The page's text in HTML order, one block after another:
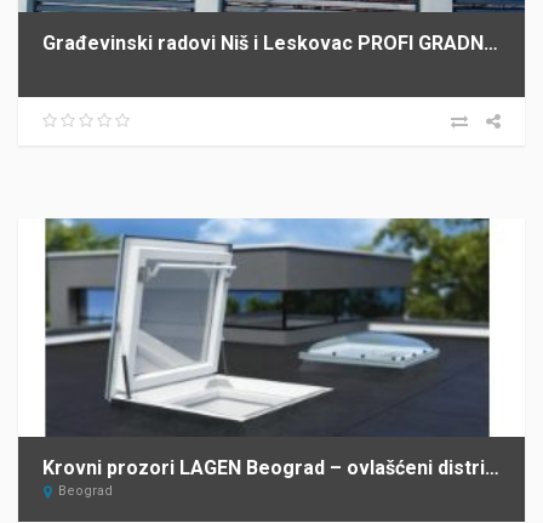
Građevinski radovi Niš i Leskovac PROFI GRADNJA SPASIĆ
Krovni prozori LAGEN Beograd – ovlašćeni distributer FAKRO za Srbiju
Beograd